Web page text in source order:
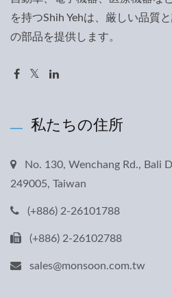
を持つShih Yehは、厳しい品質
の部品を提供します。
私たちの住所
No. 130, Wenchang Rd., Bali
249005, Taiwan
(+886) 2-26101788
(+886) 2-26102788
sales@monsoon.com.tw